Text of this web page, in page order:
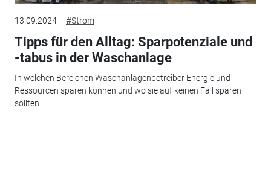
13.09.2024 #Strom
Tipps für den Alltag: Sparpotenziale und
-tabus in der Waschanlage
In welchen Bereichen Waschanlagenbetreiber Energie und
Ressourcen sparen können und wo sie auf keinen Fall sparen
sollten.